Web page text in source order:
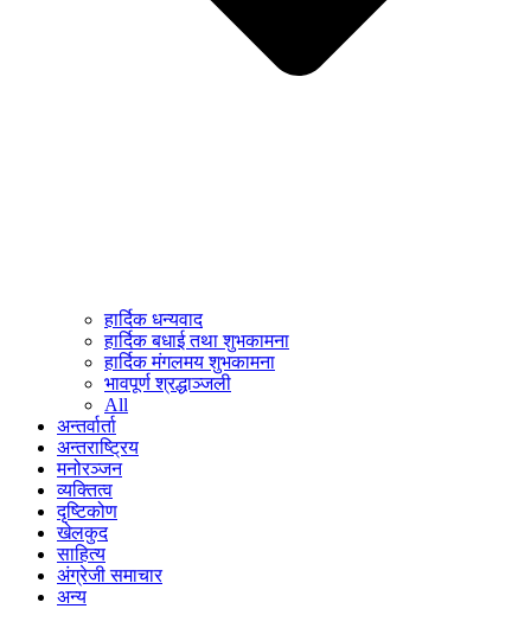
हार्दिक धन्यवाद
हार्दिक बधाई तथा शुभकामना
हार्दिक मंगलमय शुभकामना
भावपूर्ण श्रद्धाञ्जली
All
अन्तर्वार्ता
अन्तराष्ट्रिय
मनोरञ्जन
व्यक्तित्व
दृष्टिकोण
खेलकुद
साहित्य
अंग्रेजी समाचार
अन्य